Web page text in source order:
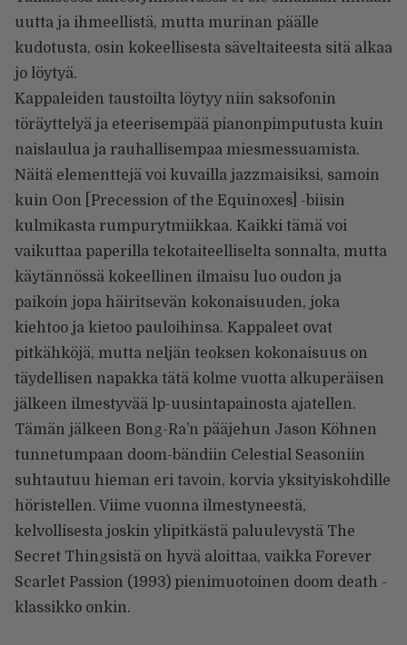
uutta ja ihmeellistä, mutta murinan päälle
kudotusta, osin kokeellisesta säveltaiteesta sitä alkaa
jo löytyä.
Kappaleiden taustoilta löytyy niin saksofonin
töräyttelyä ja eteerisempää pianonpimputusta kuin
naislaulua ja rauhallisempaa miesmessuamista.
Näitä elementtejä voi kuvailla jazzmaisiksi, samoin
kuin Oon [Precession of the Equinoxes] -biisin
kulmikasta rumpurytmiikkaa. Kaikki tämä voi
vaikuttaa paperilla tekotaiteelliselta sonnalta, mutta
käytännössä kokeellinen ilmaisu luo oudon ja
paikoin jopa häiritsevän kokonaisuuden, joka
kiehtoo ja kietoo pauloihinsa. Kappaleet ovat
pitkähköjä, mutta neljän teoksen kokonaisuus on
täydellisen napakka tätä kolme vuotta alkuperäisen
jälkeen ilmestyvää lp-uusintapainosta ajatellen.
Tämän jälkeen Bong-Ra’n pääjehun Jason Köhnen
tunnetumpaan doom-bändiin Celestial Seasoniin
suhtautuu hieman eri tavoin, korvia yksityiskohdille
höristellen. Viime vuonna ilmestyneestä,
kelvollisesta joskin ylipitkästä paluulevystä The
Secret Thingsistä on hyvä aloittaa, vaikka Forever
Scarlet Passion (1993) pienimuotoinen doom death -
klassikko onkin.